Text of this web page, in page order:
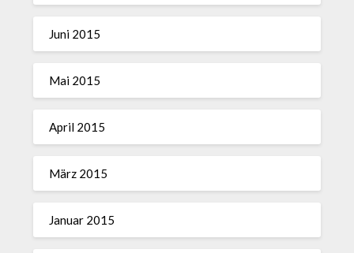
Juni 2015
Mai 2015
April 2015
März 2015
Januar 2015